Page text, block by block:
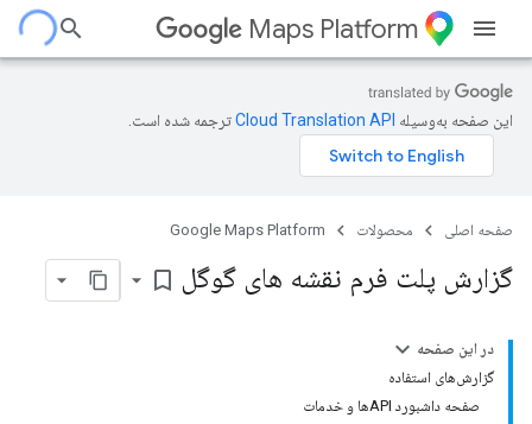
Maps Platform
این صفحه به‌وسیله ترجمه شده است.
صفحه اصلی محصولات Google Maps Platform
گزارش پلت فرم نقشه های گوگل bookmark_border
در این صفحه
گزارش‌های استفاده
صفحه داشبورد APIها و خدمات